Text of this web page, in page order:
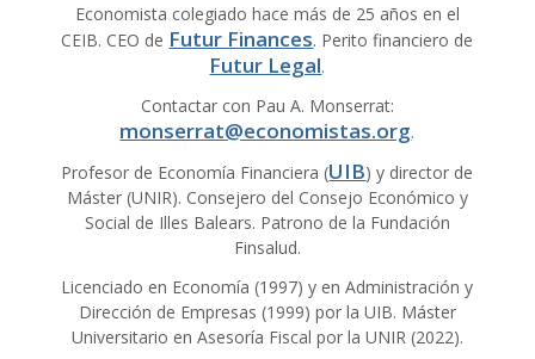
Economista colegiado hace más de 25 años en el
CEIB. CEO de Futur Finances. Perito financiero de
Futur Legal.
Contactar con Pau A. Monserrat:
monserrat@economistas.org.
Profesor de Economía Financiera (UIB) y director de
Máster (UNIR). Consejero del Consejo Económico y
Social de Illes Balears. Patrono de la Fundación
Finsalud.
Licenciado en Economía (1997) y en Administración y
Dirección de Empresas (1999) por la UIB. Máster
Universitario en Asesoría Fiscal por la UNIR (2022).